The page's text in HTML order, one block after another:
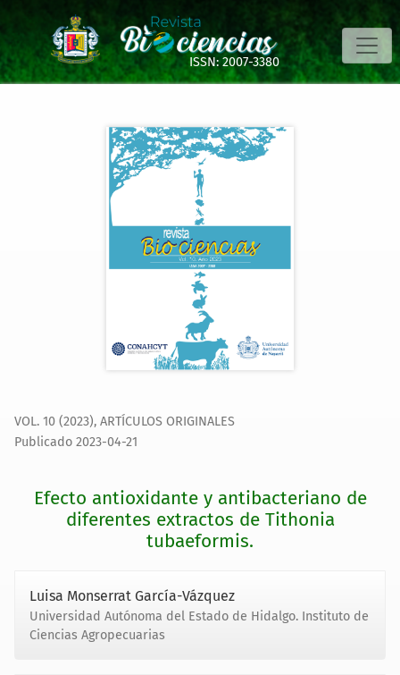
Efecto antioxidante y antibacteriano de diferentes
ISSN: 2007-3380
VOL. 10 (2023), ARTÍCULOS ORIGINALES
Efecto antioxidante y antibacteriano de
diferentes extractos de Tithonia
tubaeformis.
Publicado 2023-04-21
Luisa Monserrat García-Vázquez
Universidad Autónoma del Estado de Hidalgo. Instituto de
Ciencias Agropecuarias